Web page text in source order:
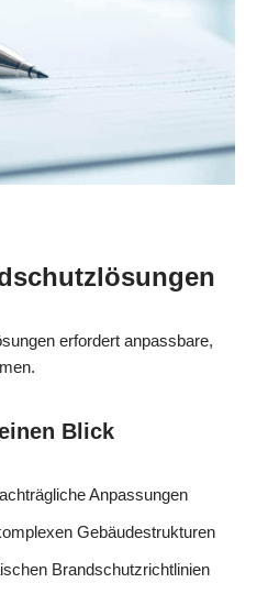
erfordert anpassbare,
Blick
Anpassungen
Gebäudestrukturen
Brandschutzrichtlinien